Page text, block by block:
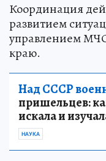
Координация
развитием
управлением
краю.
Над СССР
пришельцев:
искала и
НАУКА